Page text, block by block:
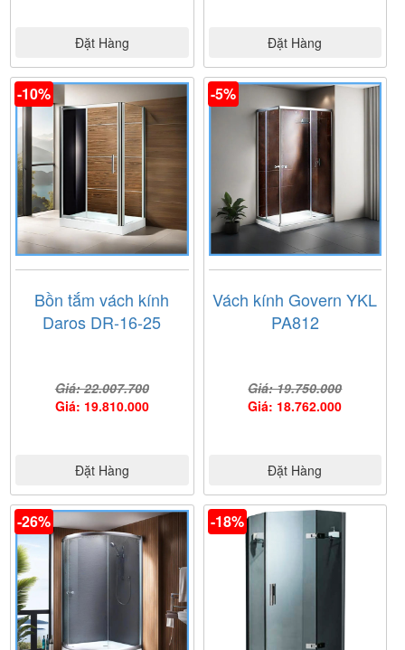
Đặt Hàng Đặt Hàng
-10%
Bồn tắm vách kính
Daros DR-16-25
Giá: 22.007.700
Giá: 19.810.000
Đặt Hàng
-5%
Vách kính Govern YKL
PA812
Giá: 19.750.000
Giá: 18.762.000
Đặt Hàng
-26% -18%